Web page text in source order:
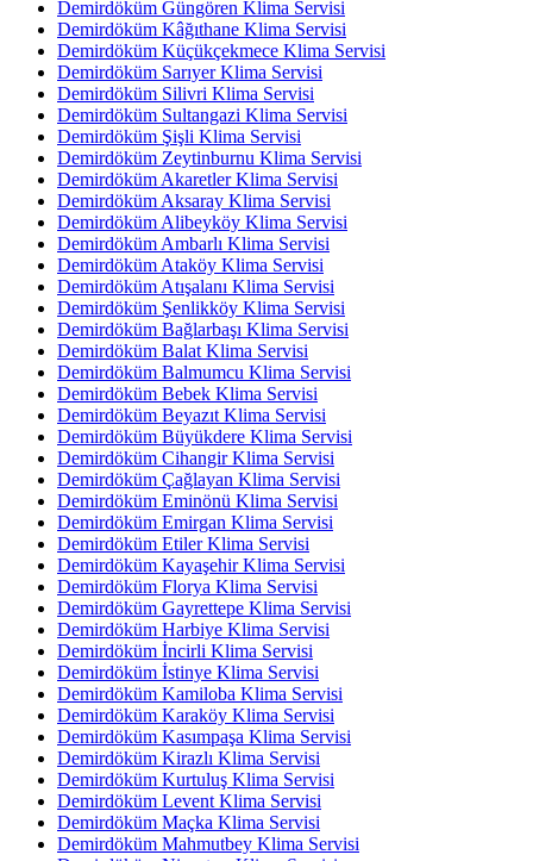
Demirdöküm Güngören Klima Servisi
Demirdöküm Kâğıthane Klima Servisi
Demirdöküm Küçükçekmece Klima Servisi
Demirdöküm Sarıyer Klima Servisi
Demirdöküm Silivri Klima Servisi
Demirdöküm Sultangazi Klima Servisi
Demirdöküm Şişli Klima Servisi
Demirdöküm Zeytinburnu Klima Servisi
Demirdöküm Akaretler Klima Servisi
Demirdöküm Aksaray Klima Servisi
Demirdöküm Alibeyköy Klima Servisi
Demirdöküm Ambarlı Klima Servisi
Demirdöküm Ataköy Klima Servisi
Demirdöküm Atışalanı Klima Servisi
Demirdöküm Şenlikköy Klima Servisi
Demirdöküm Bağlarbaşı Klima Servisi
Demirdöküm Balat Klima Servisi
Demirdöküm Balmumcu Klima Servisi
Demirdöküm Bebek Klima Servisi
Demirdöküm Beyazıt Klima Servisi
Demirdöküm Büyükdere Klima Servisi
Demirdöküm Cihangir Klima Servisi
Demirdöküm Çağlayan Klima Servisi
Demirdöküm Eminönü Klima Servisi
Demirdöküm Emirgan Klima Servisi
Demirdöküm Etiler Klima Servisi
Demirdöküm Kayaşehir Klima Servisi
Demirdöküm Florya Klima Servisi
Demirdöküm Gayrettepe Klima Servisi
Demirdöküm Harbiye Klima Servisi
Demirdöküm İncirli Klima Servisi
Demirdöküm İstinye Klima Servisi
Demirdöküm Kamiloba Klima Servisi
Demirdöküm Karaköy Klima Servisi
Demirdöküm Kasımpaşa Klima Servisi
Demirdöküm Kirazlı Klima Servisi
Demirdöküm Kurtuluş Klima Servisi
Demirdöküm Levent Klima Servisi
Demirdöküm Maçka Klima Servisi
Demirdöküm Mahmutbey Klima Servisi